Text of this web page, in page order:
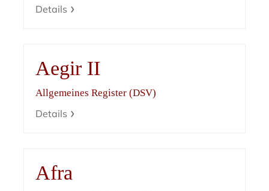
Details
Aegir II
Allgemeines Register (DSV)
Details
Afra